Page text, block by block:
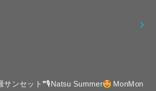
サンセット❞🎙Natsu Summer
MonMon